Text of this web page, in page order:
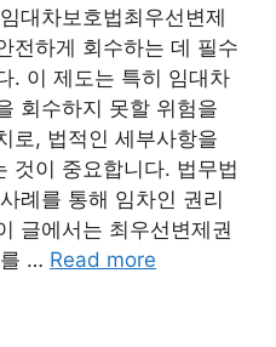
대차보호법최우선변제
전하게 회수하는 데 필수
. 이 제도는 특히 임대차
회수하지 못할 위험을
로, 법적인 세부사항을
것이 중요합니다. 법무법
례를 통해 임차인 권리
글에서는 최우선변제권
… Read more